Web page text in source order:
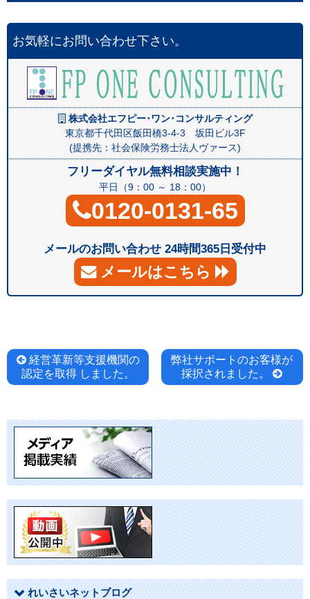
お気軽にお問い合わせ下さい。
株式会社エフピー･ワン･コンサルティング
東京都千代田区飯田橋3-4-3 坂田ビル3F
(提携先：社会保険労務士法人ヴァース)
フリーダイヤル無料相談実施中！
平日（9：00 ～ 18：00）
0120-0131-65
メールのお問い合わせ 24時間365日受付中
メールはこちら
投
ナ
ゲ
シ
ョ
経営革新等支援機関の
認定を取得 しました。
弊社サポートのお客様が
採択されました。
れいさいネットブログ